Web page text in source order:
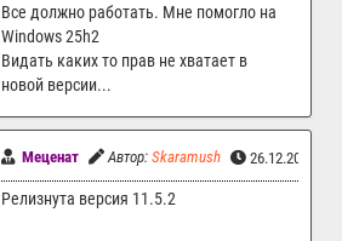
Все должно работать. Мне помогло на
Windows 25h2
Видать каких то прав не хватает в
новой версии...
Меценат Автор: Skaramush 26.12.2025
Релизнута версия 11.5.2